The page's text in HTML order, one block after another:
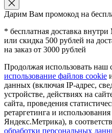
Дарим Вам промокод на
* бесплатная доставка
или скидка 500 рублей на
на заказ от 3000 рублей
Продолжая использовать наш
использование файлов cookie
данных (включая IP-адрес,
устройстве, действиях на
сайта, проведения
ретаргетинга и
Яндекс.Метрика), в
обработки персональных